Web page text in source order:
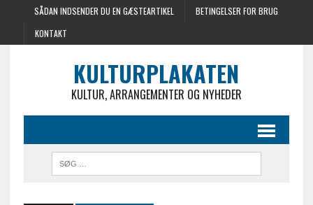
SÅDAN INDSENDER DU EN GÆSTEARTIKEL
BETINGELSER FOR BRUG
KONTAKT
KULTURPLAKATEN
KULTUR, ARRANGEMENTER OG NYHEDER